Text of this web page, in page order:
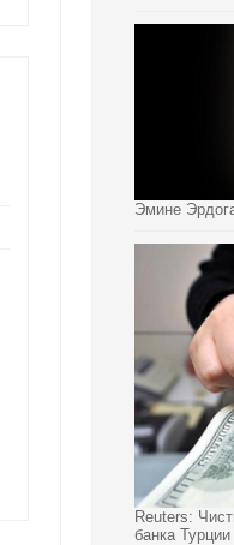
Эмине
Reuters:
банка